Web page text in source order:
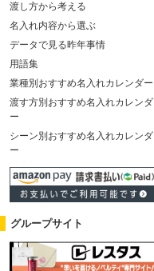
渡し方から考える
名入れ内容から選ぶ
データで見る昨年事情
用語集
業種別おすすめ名入れカレンダー
渡す方別おすすめ名入れカレンダ
ー
シーン別おすすめ名入れカレンダ
ー
グループサイト